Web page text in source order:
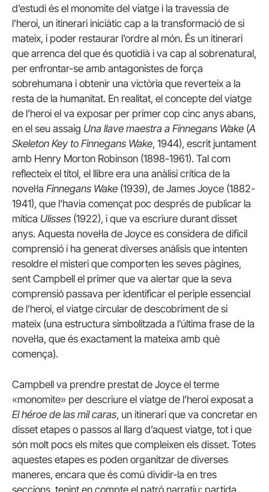
d’estudi és el monomite del viatge i la travessia de
l’heroi, un itinerari iniciàtic cap a la transformació de si
mateix, i poder restaurar l’ordre al món. És un itinerari
que arrenca del que és quotidià i va cap al sobrenatural,
per enfrontar-se amb antagonistes de força
sobrehumana i obtenir una victòria que reverteix a la
resta de la humanitat. En realitat, el concepte del viatge
de l’heroi el va exposar per primer cop cinc anys abans,
en el seu assaig Una llave maestra a Finnegans Wake (A
Skeleton Key to Finnegans Wake, 1944), escrit juntament
amb Henry Morton Robinson (1898-1961). Tal com
reflecteix el títol, el llibre era una anàlisi crítica de la
novel·la Finnegans Wake (1939), de James Joyce (1882-
1941), que l’havia començat poc després de publicar la
mítica Ulisses (1922), i que va escriure durant disset
anys. Aquesta novel·la de Joyce es considera de difícil
comprensió i ha generat diverses anàlisis que intenten
resoldre el misteri que comporten les seves pàgines,
sent Campbell el primer que va alertar que la seva
comprensió passava per identificar el periple essencial
de l’heroi, el viatge circular de descobriment de si
mateix (una estructura simbolitzada a l’última frase de la
novel·la, que és exactament la mateixa amb què
comença).
Campbell va prendre prestat de Joyce el terme
«monomite» per descriure el viatge de l’heroi exposat a
El héroe de las mil caras, un itinerari que va concretar en
disset etapes o passos al llarg d’aquest viatge, tot i que
són molt pocs els mites que compleixen els disset. Totes
aquestes etapes es poden organitzar de diverses
maneres, encara que és comú dividir-la en tres
seccions, tenint en compte el patró narratiu: partida,